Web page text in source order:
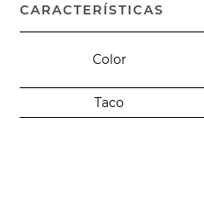
CARACTERÍSTICAS
Color
Taco